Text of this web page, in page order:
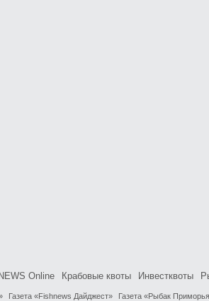
Online Крабовые квоты Инвестквоты
Газета «Fishnews Дайджест»
Газета «Рыбак